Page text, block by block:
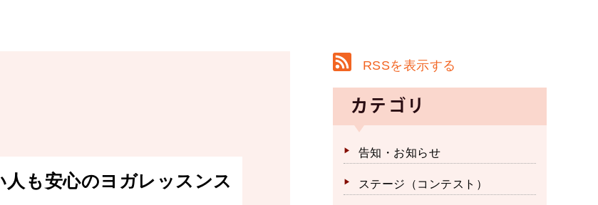
人も安心のヨガレッスンス
RSSを表示する
カテゴリ
告知・お知らせ
ステージ（コンテスト）